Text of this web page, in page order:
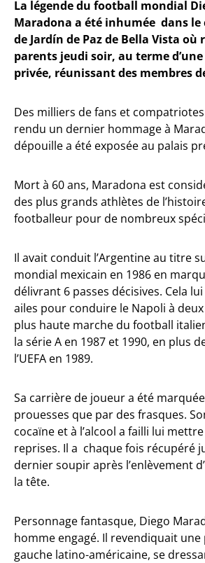
La légende du football mondial
Maradona a été inhumée dans
de Jardín de Paz de Bella Vista où
parents jeudi soir, au terme
privée, réunissant des membres
Des milliers de fans et
rendu un dernier hommage à
dépouille a été exposée au palais
Mort à 60 ans, Maradona est
des plus grands athlètes de
footballeur pour de nombreux
Il avait conduit l’Argentine au titre
mondial mexicain en 1986 en
délivrant 6 passes décisives. Cela
ailes pour conduire le Napoli à
plus haute marche du football
la série A en 1987 et 1990, en plus
l’UEFA en 1989.
Sa carrière de joueur a été
prouesses que par des frasques.
cocaïne et à l’alcool a failli lui
reprises. Il a chaque fois récupéré
dernier soupir après l’enlèvement
la tête.
Personnage fantasque, Diego
homme engagé. Il revendiquait
gauche latino-américaine, se